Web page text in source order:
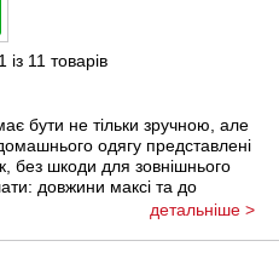
із 11 товарів
бути не тільки зручною, але
одягу представлені
без шкоди для зовнішнього
довжини максі та до
і без; з капюшоном та з
детальніше >